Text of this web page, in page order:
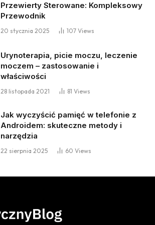
Przewierty Sterowane: Kompleksowy
Przewodnik
20 stycznia 2025 107 Views
Urynoterapia, picie moczu, leczenie
moczem – zastosowanie i
właściwości
28 listopada 2021 81 Views
Jak wyczyścić pamięć w telefonie z
Androidem: skuteczne metody i
narzędzia
22 sierpnia 2025 60 Views